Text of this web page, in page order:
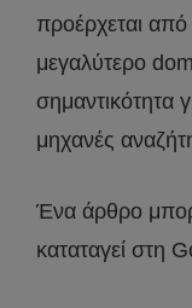
προέρχεται από
μεγαλύτερο
σημαντικότητα
μηχανές
Ένα άρθρο
καταταγεί στη